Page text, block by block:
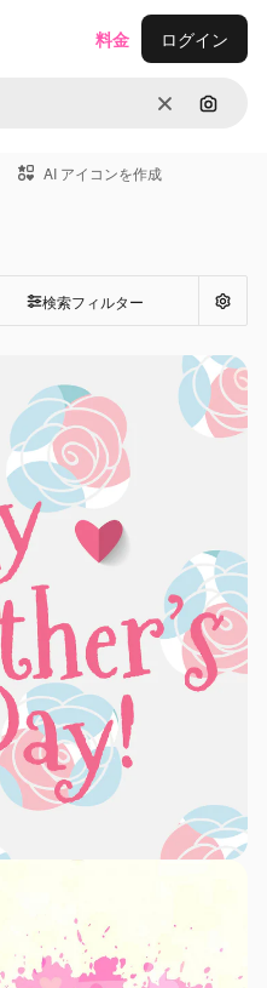
消去 画像で
料金 ログイン
AI アイコンを作成
検索フィルター